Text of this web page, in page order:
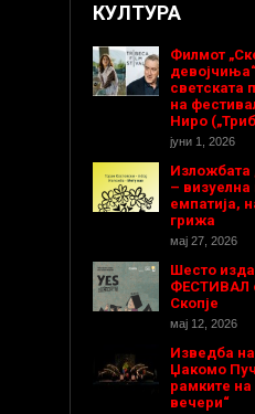
КУЛТУРА
Филмот
светската
на
Ниро
јуни 1, 2026
Изложбата
– визуелна
емпатија,
грижа
мај 27, 2026
Шесто
ФЕСТИВАЛ
Скопје
мај 12, 2026
Изведба на
Џакомо
рамките на
вечери“